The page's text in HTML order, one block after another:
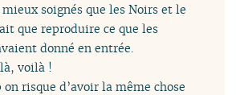
soignés que les Noirs et le
que reproduire ce que les
donné en entrée.
voilà !
on risque d’avoir la même chose